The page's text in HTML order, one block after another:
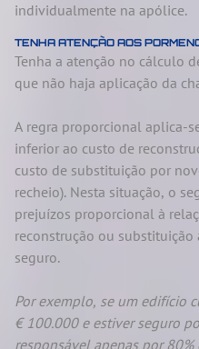
individualmente na apólice.
TENHA ATENÇÃO AOS
Tenha a atenção no cálculo
que não haja aplicação da
A regra proporcional aplica-
inferior ao custo de
custo de substituição por
recheio). Nesta situação, o
prejuízos proporcional à
reconstrução ou
seguro.
Por exemplo, se um edifício
€ 100.000 e estiver seguro
responsável apenas por